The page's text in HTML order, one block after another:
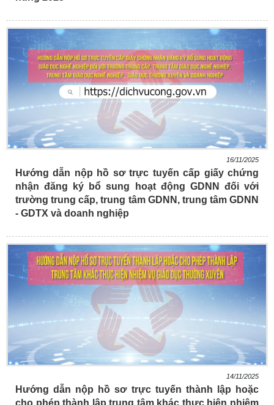
16/11/2025
Hướng dẫn nộp hồ sơ trực tuyến cấp giấy chứng
nhận đăng ký bổ sung hoạt động GDNN đối với
trường trung cấp, trung tâm GDNN, trung tâm GDNN
- GDTX và doanh nghiệp
14/11/2025
Hướng dẫn nộp hồ sơ trực tuyến thành lập hoặc
cho phép thành lập trung tâm khác thực hiện nhiệm